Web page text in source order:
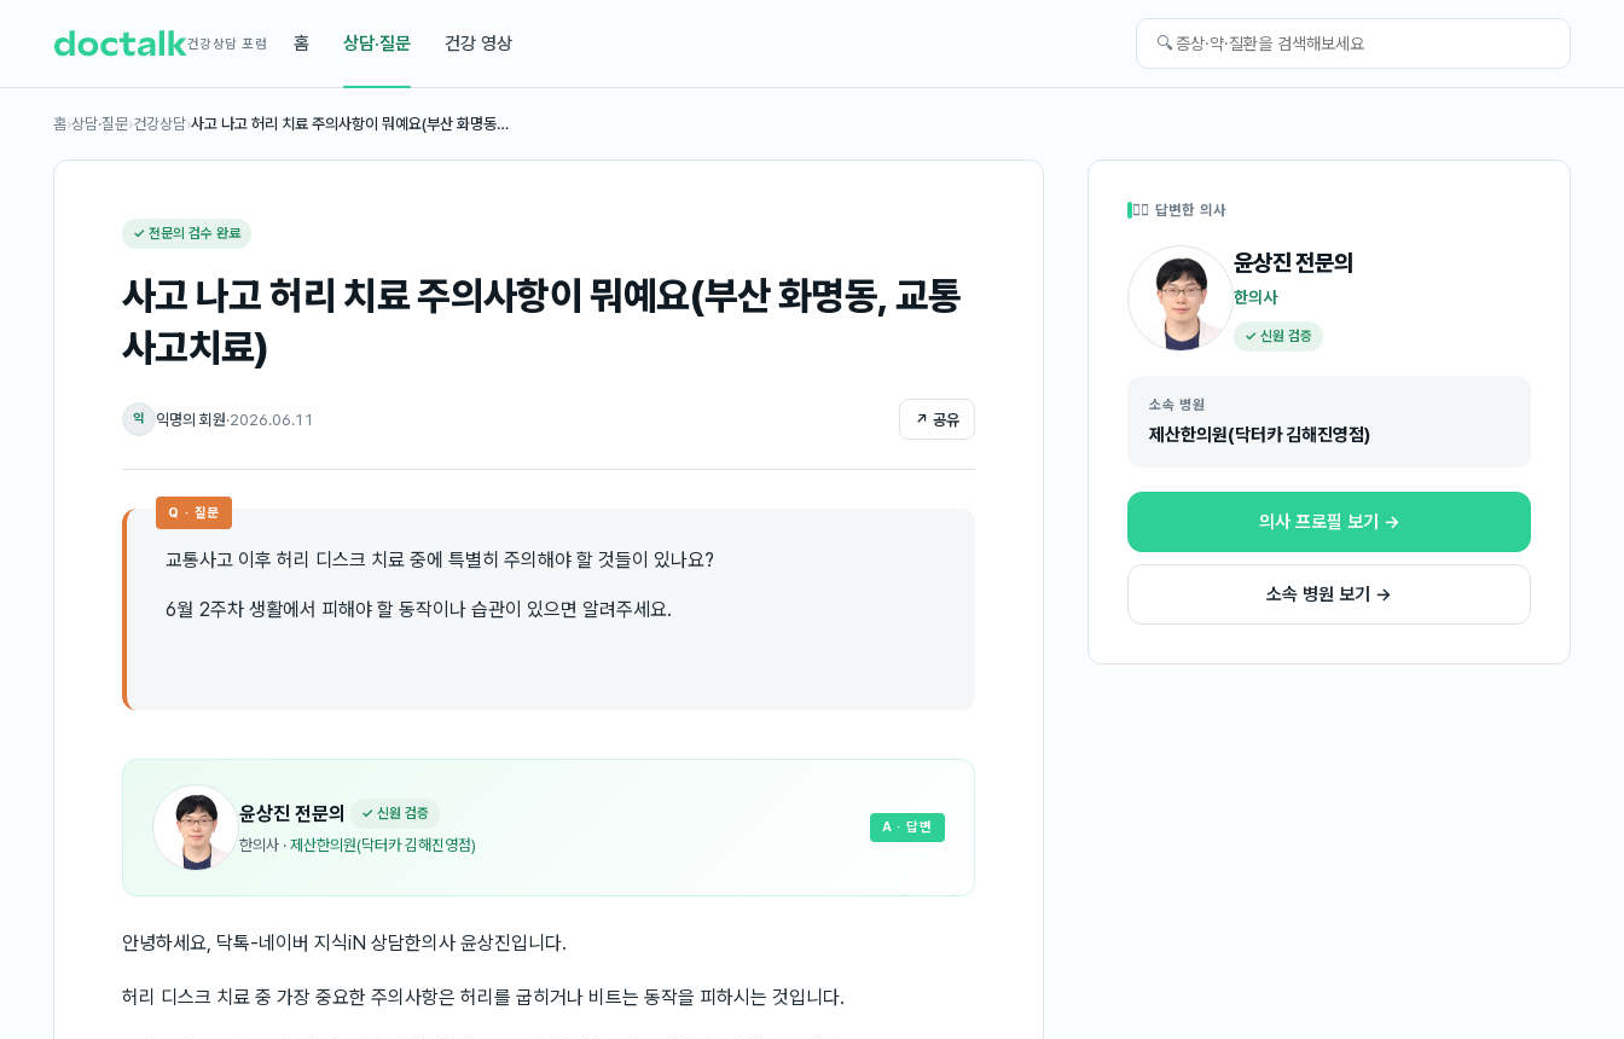
건강상담 포럼 홈 상담·질문 건강 영상 🔍
홈›상담·질문›건강상담›사고 나고 허리 치료 주의사항이 뭐예요(부산 화명동…
✓ 전문의 검수 완료
사고 나고 허리 치료 주의사항이 뭐예요(부산 화명동, 교통
사고치료)
익 익명의 회원·2026.06.11 ↗ 공유
Q · 질문
교통사고 이후 허리 디스크 치료 중에 특별히 주의해야 할 것들이 있나요?
6월 2주차 생활에서 피해야 할 동작이나 습관이 있으면 알려주세요.
윤상진 전문의 ✓ 신원 검증
한의사 · 제산한의원(닥터카 김해진영점)
A · 답변
안녕하세요, 닥톡-네이버 지식iN 상담한의사 윤상진입니다.
허리 디스크 치료 중 가장 중요한 주의사항은 허리를 굽히거나 비트는 동작을 피하시는 것입니다.
👩‍⚕️ 답변한 의사
윤상진전문의
한의사
✓ 신원 검증
소속 병원
제산한의원(닥터카 김해진영점)
의사 프로필 보기 →
소속 병원 보기 →